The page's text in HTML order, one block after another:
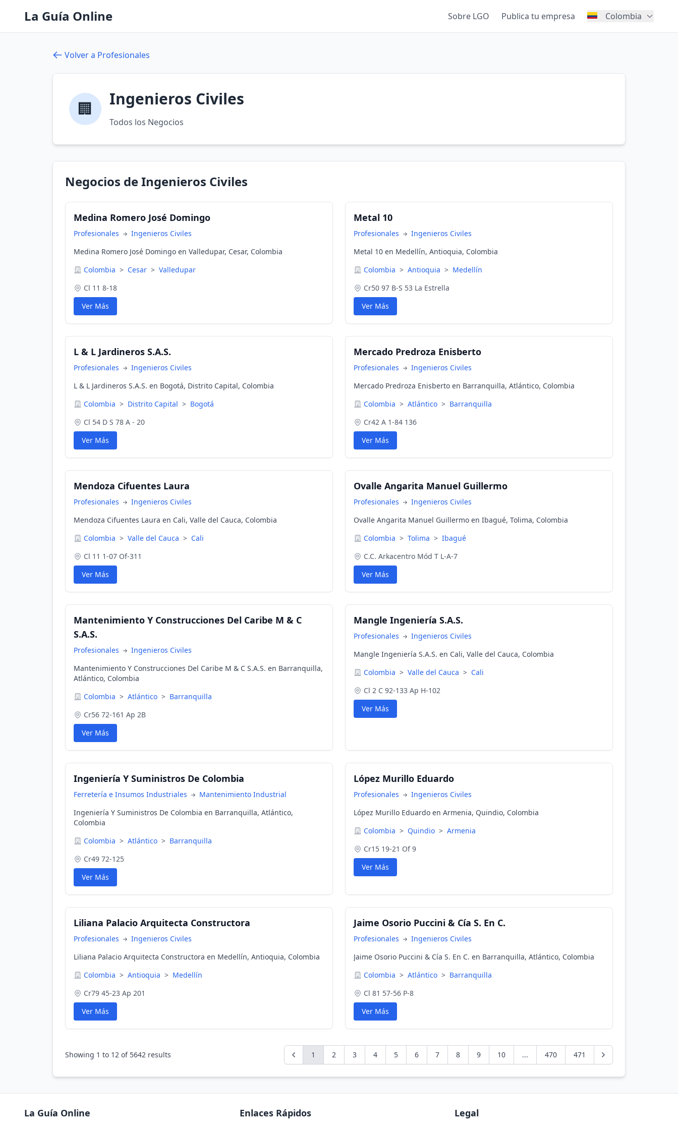
La Guía Online Sobre LGO Publica tu empresa Colombia
Volver a Profesionales
🏢 Ingenieros Civiles
Todos los Negocios
Negocios de Ingenieros Civiles
Medina Romero José Domingo
Profesionales
Ingenieros Civiles
Medina Romero José Domingo en Valledupar, Cesar, Colombia
Colombia > Cesar > Valledupar
Cl 11 8-18
Ver Más
Metal 10
Profesionales
Ingenieros Civiles
Metal 10 en Medellín, Antioquia, Colombia
Colombia > Antioquia > Medellín
Cr50 97 B-S 53 La Estrella
Ver Más
L & L Jardineros S.A.S.
Profesionales
Ingenieros Civiles
L & L Jardineros S.A.S. en Bogotá, Distrito Capital, Colombia
Colombia > Distrito Capital > Bogotá
Cl 54 D S 78 A - 20
Ver Más
Mercado Predroza Enisberto
Profesionales
Ingenieros Civiles
Mercado Predroza Enisberto en Barranquilla, Atlántico, Colombia
Colombia > Atlántico > Barranquilla
Cr42 A 1-84 136
Ver Más
Mendoza Cifuentes Laura
Profesionales
Ingenieros Civiles
Mendoza Cifuentes Laura en Cali, Valle del Cauca, Colombia
Colombia > Valle del Cauca > Cali
Cl 11 1-07 Of-311
Ver Más
Ovalle Angarita Manuel Guillermo
Profesionales
Ingenieros Civiles
Ovalle Angarita Manuel Guillermo en Ibagué, Tolima, Colombia
Colombia > Tolima > Ibagué
C.C. Arkacentro Mód T L-A-7
Ver Más
Mantenimiento Y Construcciones Del Caribe M & C
S.A.S.
Profesionales
Ingenieros Civiles
Mantenimiento Y Construcciones Del Caribe M & C S.A.S. en Barranquilla,
Atlántico, Colombia
Colombia > Atlántico > Barranquilla
Cr56 72-161 Ap 2B
Ver Más
Mangle Ingeniería S.A.S.
Profesionales
Ingenieros Civiles
Mangle Ingeniería S.A.S. en Cali, Valle del Cauca, Colombia
Colombia > Valle del Cauca > Cali
Cl 2 C 92-133 Ap H-102
Ver Más
Ingeniería Y Suministros De Colombia
Ferretería e Insumos Industriales
Mantenimiento Industrial
Ingeniería Y Suministros De Colombia en Barranquilla, Atlántico,
Colombia
Colombia > Atlántico > Barranquilla
Cr49 72-125
Ver Más
López Murillo Eduardo
Profesionales
Ingenieros Civiles
López Murillo Eduardo en Armenia, Quindio, Colombia
Colombia > Quindio > Armenia
Cr15 19-21 Of 9
Ver Más
Liliana Palacio Arquitecta Constructora
Profesionales
Ingenieros Civiles
Liliana Palacio Arquitecta Constructora en Medellín, Antioquia, Colombia
Colombia > Antioquia > Medellín
Cr79 45-23 Ap 201
Ver Más
Jaime Osorio Puccini & Cía S. En C.
Profesionales
Ingenieros Civiles
Jaime Osorio Puccini & Cía S. En C. en Barranquilla, Atlántico, Colombia
Colombia > Atlántico > Barranquilla
Cl 81 57-56 P-8
Ver Más
Showing 1 to 12 of 5642 results 1 2 3 4 5 6 7 8 9 10 ... 470 471
La Guía Online Enlaces Rápidos Legal